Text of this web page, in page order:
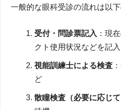
一般的な眼科受診の流れは以
受付・問診票記入 ：現
クト使用状況などを記入
視能訓練士による検査
ど
散瞳検査（必要に応じて